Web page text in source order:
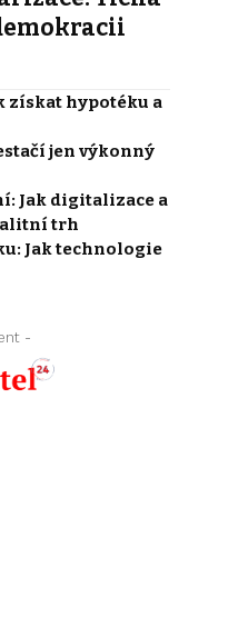
získat hypotéku a
jen výkonný
Jak digitalizace a
trh
Jak technologie
-